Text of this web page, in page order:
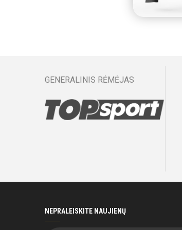
GENERALINIS RĖMĖJAS
NEPRALEISKITE NAUJIENŲ